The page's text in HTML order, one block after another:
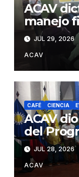
ACAV
manejo
cacao a
estado
JUL 29, 2026
ACAV
CAFÉ CIENCIA
ACAV
del
en
Café
JUL 28, 2026
ACAV